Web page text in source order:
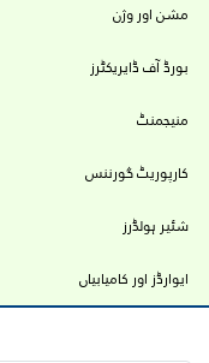
مشن اور وژن
بورڈ آف ڈایریکٹرز
منیجمنٹ
کارپوریٹ گورننس
شئیر ہولڈرز
ایوارڈز اور کامیابیاں